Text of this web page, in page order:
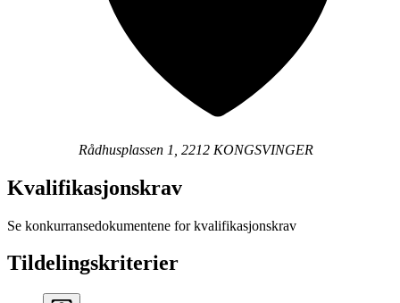
Rådhusplassen 1, 2212 KONGSVINGER
Kvalifikasjonskrav
Se konkurransedokumentene for kvalifikasjonskrav
Tildelingskriterier